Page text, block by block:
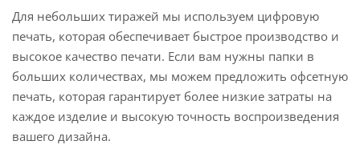
Для небольших тиражей мы используем цифровую
печать, которая обеспечивает быстрое производство и
высокое качество печати. Если вам нужны папки в
больших количествах, мы можем предложить офсетную
печать, которая гарантирует более низкие затраты на
каждое изделие и высокую точность воспроизведения
вашего дизайна.